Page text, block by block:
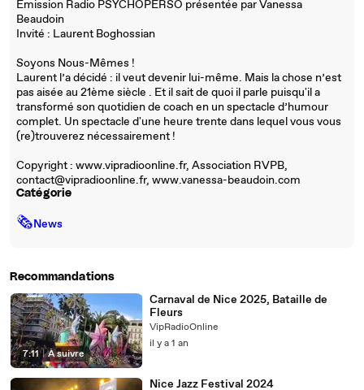
Emission Radio PSYCHOPERSO présentée par Vanessa
Beaudoin
Invité : Laurent Boghossian
Soyons Nous-Mêmes !
Laurent l’a décidé : il veut devenir lui-même. Mais la chose n’est
pas aisée au 21ème siècle . Et il sait de quoi il parle puisqu'il a
transformé son quotidien de coach en un spectacle d’humour
complet. Un spectacle d'une heure trente dans lequel vous vous
(re)trouverez nécessairement !
Copyright : www.vipradioonline.fr, Association RVPB,
contact@vipradioonline.fr, www.vanessa-beaudoin.com
Catégorie
🗞News
Recommandations
7:11 | À suivre
Carnaval de Nice 2025, Bataille de
Fleurs
VipRadioOnline
il y a 1 an
Nice Jazz Festival 2024